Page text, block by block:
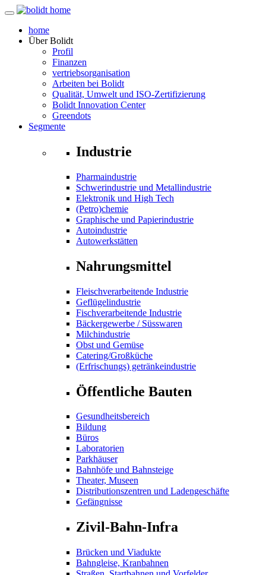
home
ÜberBolidt
Profil
Finanzen
vertriebsorganisation
Arbeiten bei Bolidt
Qualität, Umwelt und ISO-Zertifizierung
Bolidt Innovation Center
Greendots
Segmente
Industrie
Pharmaindustrie
Schwerindustrie und Metallindustrie
Elektronik und High Tech
(Petro)chemie
Graphische und Papierindustrie
Autoindustrie
Autowerkstätten
Nahrungsmittel
Fleischverarbeitende Industrie
Geflügelindustrie
Fischverarbeitende Industrie
Bäckergewerbe / Süsswaren
Milchindustrie
Obst und Gemüse
Catering/Großküche
(Erfrischungs) getränkeindustrie
Öffentliche Bauten
Gesundheitsbereich
Bildung
Büros
Laboratorien
Parkhäuser
Bahnhöfe und Bahnsteige
Theater, Museen
Distributionszentren und Ladengeschäfte
Gefängnisse
Zivil-Bahn-Infra
Brücken und Viadukte
Bahngleise, Kranbahnen